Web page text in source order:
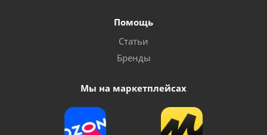
Помощь
Статьи
Бренды
Мы на маркетплейсах